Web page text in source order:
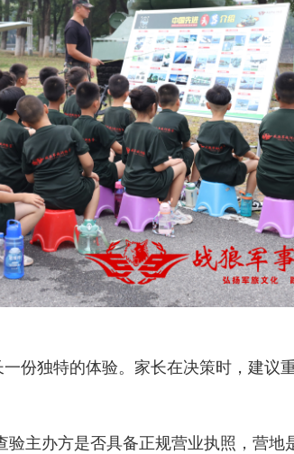
份独特的体验。家长在决策时，建议
主办方是否具备正规营业执照，营地